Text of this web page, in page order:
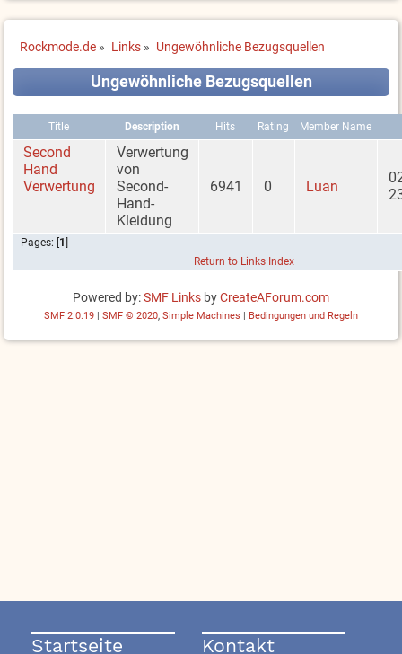
Rockmode.de » Links » Ungewöhnliche Bezugsquellen
Ungewöhnliche Bezugsquellen
Title Description Hits Rating Member Name
Second
Hand
Verwertung
Verwertung
von
Second-
Hand-
Kleidung
6941 0 Luan
Pages: [ 1
Return to Links Index
Powered by:SMF Links byCreateAForum.com
SMF 2.0.19 SMF © 2020, Simple Machines Bedingungen und Regeln
Startseite Kontakt